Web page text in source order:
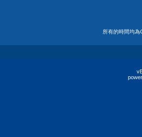
所有的時間均為